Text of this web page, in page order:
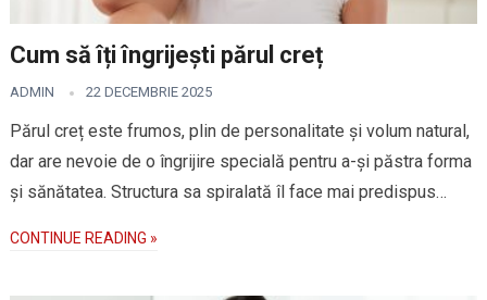
Cum să îți îngrijești părul creț
ADMIN 22 DECEMBRIE 2025
Părul creț este frumos, plin de personalitate și volum natural,
dar are nevoie de o îngrijire specială pentru a-și păstra forma
și sănătatea. Structura sa spiralată îl face mai predispus…
CONTINUE READING »